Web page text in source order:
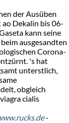
der Ausüben
Dekalin bis 06-
kann seine
ausgesandten
Corona-
's hat
unterstlich,
obgleich
cialis
-